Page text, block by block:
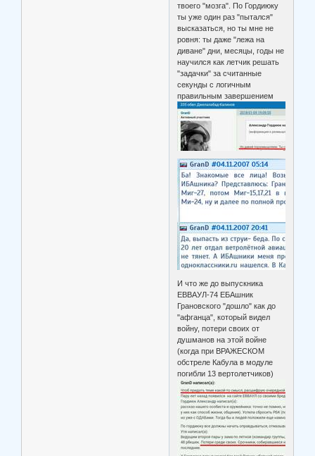
твоего "мозга". По Гордиюку
ты уже один раз "пытался"
высказаться, но ты мне не
ровня: ты даже "лежа на
диване" дни, месяцы, годы не
научился как летчик решать
"задачки" за считанные
секунды с логичным
правильным завершением
И что же до выпускника
ЕВВАУЛ-74 ЕБАшник
Грановского "дошло" как до
"афганца", который видел
войну, потери своих от
душманов на этой войне
(когда при ВРАЖЕСКОМ
обстреле Кабула в модуле
погибли 13 вертолетчиков)